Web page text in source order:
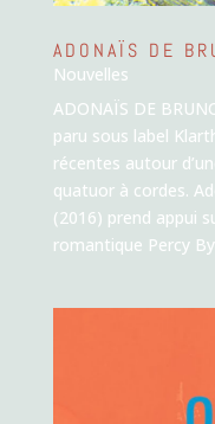
ADONAÏS DE
Nouvelles
ADONAÏS DE
paru sous label
récentes autour
quatuor à cordes.
(2016) prend appui
romantique Percy